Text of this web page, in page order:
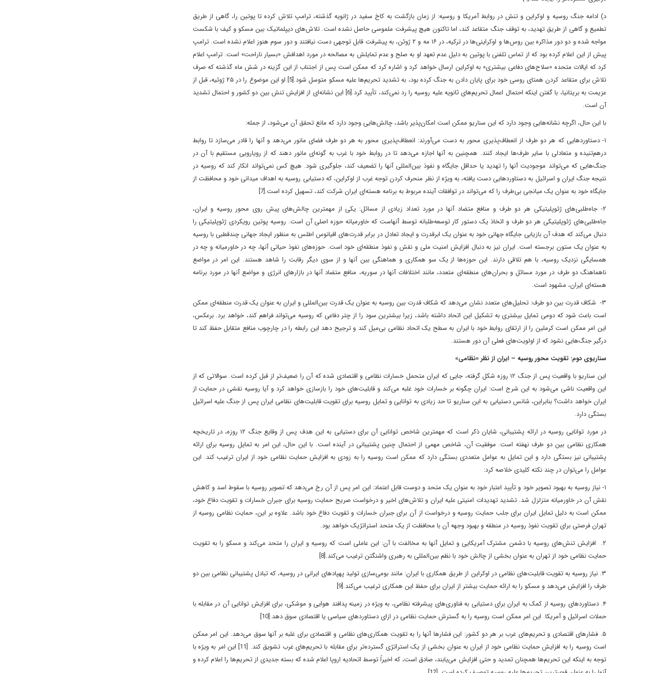
د) ادامه جنگ روسیه و اوکراین و تنش در روابط آمریکا و روسیه: از زمان بازگشت به کاخ سفید در ژانویه گذشته، ترامپ تلاش کرده تا پوتین را، گاهی از طریق
تطمیع و گاهی از طریق تهدید، به توقف جنگ متقاعد کند، اما تاکنون هیچ پیشرفت ملموسی حاصل نشده است. تلاش‌های دیپلماتیک بین مسکو و کیف با شکست
مواجه شده و دو دور مذاکره بین روس‌ها و اوکراینی‌ها در ترکیه، در ۱۶ مه و ۲ ژوئن، به پیشرفت قابل توجهی دست نیافتند و دور سوم هنوز اعلام نشده است. ترامپ
پیش از این اعلام کرده بود که از تماس تلفنی با پوتین به دلیل عدم تعهد او به صلح و عدم تمایلش به مصالحه در مورد اهدافش «بسیار ناراحت» است. ترامپ اعلام
کرد که ایالات متحده «سلاح‌های دفاعی بیشتری» به اوکراین ارسال خواهد کرد و اشاره کرد که ممکن است پس از اجتناب از این گزینه در شش ماه گذشته که صرف
تلاش برای متقاعد کردن همتای روسی خود برای پایان دادن به جنگ کرده بود، به تشدید تحریم‌ها علیه مسکو متوسل شود.[5] او این موضوع را در ۲۵ ژوئیه، قبل از
عزیمت به بریتانیا، با گفتن اینکه احتمال اعمال تحریم‌های ثانویه علیه روسیه را رد نمی‌کند، تأیید کرد.[6] این نشانه‌ای از افزایش تنش بین دو کشور و احتمال تشدید
آن است.
با این حال، اگرچه نشانه‌هایی وجود دارد که این سناریو ممکن است امکان‌پذیر باشد، چالش‌هایی وجود دارد که مانع تحقق آن می‌شود، از جمله:
۱- دستاوردهایی که هر دو طرف از انعطاف‌پذیری محور به دست می‌آورند: انعطاف‌پذیری محور به هر دو طرف فضای مانور می‌دهد و آنها را قادر می‌سازد تا روابط
درهم‌تنیده و متعادلی با سایر طرف‌ها ایجاد کنند. همچنین به آنها اجازه می‌دهد تا در روابط خود با غرب به گونه‌ای مانور دهند که از رویارویی مستقیم با آن در
جنگ‌هایی که می‌تواند موجودیت آنها را تهدید یا حداقل جایگاه و نفوذ بین‌المللی آنها را تضعیف کند، جلوگیری شود. هیچ کس نمی‌تواند انکار کند که روسیه در
نتیجه جنگ ایران و اسرائیل به دستاوردهایی دست یافته، به ویژه از نظر منحرف کردن توجه غرب از اوکراین، که دستیابی روسیه به اهداف میدانی خود و محافظت از
جایگاه خود به عنوان یک میانجی بی‌طرف را که می‌تواند در توافقات آینده مربوط به برنامه هسته‌ای ایران شرکت کند، تسهیل کرده است.[7]
۲- جاه‌طلبی‌های ژئوپلیتیکی هر دو طرف و منافع متضاد آنها در مورد تعداد زیادی از مسائل: یکی از مهمترین چالش‌های پیش روی محور روسیه و ایران،
جاه‌طلبی‌های ژئوپلیتیکی هر دو طرف و اتخاذ یک دستور کار توسعه‌طلبانه توسط آنهاست که خاورمیانه حوزه اصلی آن است. روسیه پوتین رویکردی ژئوپلیتیکی را
دنبال می‌کند که هدف آن بازیابی جایگاه جهانی خود به عنوان یک ابرقدرت و ایجاد تعادل در برابر قدرت‌های اقیانوس اطلس به منظور ایجاد جهانی چندقطبی با روسیه
به عنوان یک ستون برجسته است. ایران نیز به دنبال افزایش امنیت ملی و نقش و نفوذ منطقه‌ای خود است. حوزه‌های نفوذ حیاتی آنها، چه در خاورمیانه و چه در
همسایگی نزدیک روسیه، با هم تلاقی دارند. این حوزه‌ها از یک سو همکاری و هماهنگی بین آنها و از سوی دیگر رقابت را شاهد هستند. این امر در مواضع
ناهماهنگ دو طرف در مورد مسائل و بحران‌های منطقه‌ای متعدد، مانند اختلافات آنها در سوریه، منافع متضاد آنها در بازارهای انرژی و مواضع آنها در مورد برنامه
هسته‌ای ایران، مشهود است.
۳- شکاف قدرت بین دو طرف: تحلیل‌های متعدد نشان می‌دهد که شکاف قدرت بین روسیه به عنوان یک قدرت بین‌المللی و ایران به عنوان یک قدرت منطقه‌ای ممکن
است باعث شود که دومی تمایل بیشتری به تشکیل این اتحاد داشته باشد، زیرا بیشترین سود را از چتر دفاعی که روسیه می‌تواند فراهم کند، خواهد برد. برعکس،
این امر ممکن است کرملین را از ارتقای روابط خود با ایران به سطح یک اتحاد نظامی بی‌میل کند و ترجیح دهد این رابطه را در چارچوب منافع متقابل حفظ کند تا
درگیر جنگ‌هایی نشود که از اولویت‌های فعلی آن دور هستند.
سناریوی دوم: تقویت محور روسیه – ایران از نظر «نظامی»
این سناریو با واقعیت پس از جنگ ۱۲ روزه شکل گرفته، جایی که ایران متحمل خسارات نظامی و اقتصادی شده که آن را ضعیف‌تر از قبل کرده است. سوالاتی که از
این واقعیت ناشی می‌شود به این شرح است: ایران چگونه بر خسارات خود غلبه می‌کند و قابلیت‌های خود را بازسازی خواهد کرد و آیا روسیه نقشی در حمایت از
ایران خواهد داشت؟ بنابراین، شانس دستیابی به این سناریو تا حد زیادی به توانایی و تمایل روسیه برای تقویت قابلیت‌های نظامی ایران پس از جنگ علیه اسرائیل
بستگی دارد.
در مورد توانایی روسیه در ارائه پشتیبانی، شایان ذکر است که مهمترین شاخص توانایی آن برای دستیابی به این هدف پس از وقایع جنگ ۱۲ روزه، در تاریخچه
همکاری نظامی بین دو طرف نهفته است. موفقیت آن، شاخص مهمی از احتمال چنین پشتیبانی در آینده است. با این حال، این امر به تمایل روسیه برای ارائه
پشتیبانی نیز بستگی دارد و این تمایل به عوامل متعددی بستگی دارد که ممکن است روسیه را به زودی به افزایش حمایت نظامی خود از ایران ترغیب کند. این
عوامل را می‌توان در چند نکته کلیدی خلاصه کرد:
۱- نیاز روسیه به بهبود تصویر خود و تأیید اعتبار خود به عنوان یک متحد و دوست قابل اعتماد: این امر پس از آن رخ می‌دهد که تصویر روسیه با سقوط اسد و کاهش
نقش آن در خاورمیانه متزلزل شد. تشدید تهدیدات امنیتی علیه ایران و تلاش‌های اخیر و درخواست صریح حمایت روسیه برای جبران خسارات و تقویت دفاع خود،
ممکن است به دلیل تمایل ایران برای جلب حمایت روسیه و درخواست از آن برای جبران خسارات و تقویت دفاع خود باشد. علاوه بر این، حمایت نظامی روسیه از
تهران فرصتی برای تقویت نفوذ روسیه در منطقه و بهبود وجهه آن با محافظت از یک متحد استراتژیک خواهد بود.
۲. افزایش تنش‌های روسیه با دشمن مشترک آمریکایی و تمایل آنها به مخالفت با آن: این عاملی است که روسیه و ایران را متحد می‌کند و مسکو را به تقویت
حمایت نظامی خود از تهران به عنوان بخشی از چالش خود با نظم بین‌المللی به رهبری واشنگتن ترغیب می‌کند.[8]
۳. نیاز روسیه به تقویت قابلیت‌های نظامی در اوکراین از طریق همکاری با ایران: مانند بومی‌سازی تولید پهپادهای ایرانی در روسیه، که تبادل پشتیبانی نظامی بین دو
طرف را افزایش می‌دهد و مسکو را به ارائه حمایت بیشتر از ایران برای حفظ این همکاری ترغیب می‌کند.[9]
۴. دستاوردهای روسیه از کمک به ایران برای دستیابی به فناوری‌های پیشرفته نظامی، به ویژه در زمینه پدافند هوایی و موشکی، برای افزایش توانایی آن در مقابله با
حملات اسرائیل و آمریکا. این امر ممکن است روسیه را به گسترش حمایت نظامی در ازای دستاوردهای سیاسی یا اقتصادی سوق دهد.[10]
۵. فشارهای اقتصادی و تحریم‌های غرب بر هر دو کشور: این فشارها آنها را به تقویت همکاری‌های نظامی و اقتصادی برای غلبه بر آنها سوق می‌دهد. این امر ممکن
است روسیه را به افزایش حمایت نظامی خود از ایران به عنوان بخشی از یک استراتژی گسترده‌تر برای مقابله با تحریم‌های غرب تشویق کند. [11] این امر به ویژه با
توجه به اینکه این تحریم‌ها همچنان تمدید و حتی افزایش می‌یابند، صادق است، که اخیراً توسط اتحادیه اروپا اعلام شده که بسته جدیدی از تحریم‌ها را اعلام کرده و